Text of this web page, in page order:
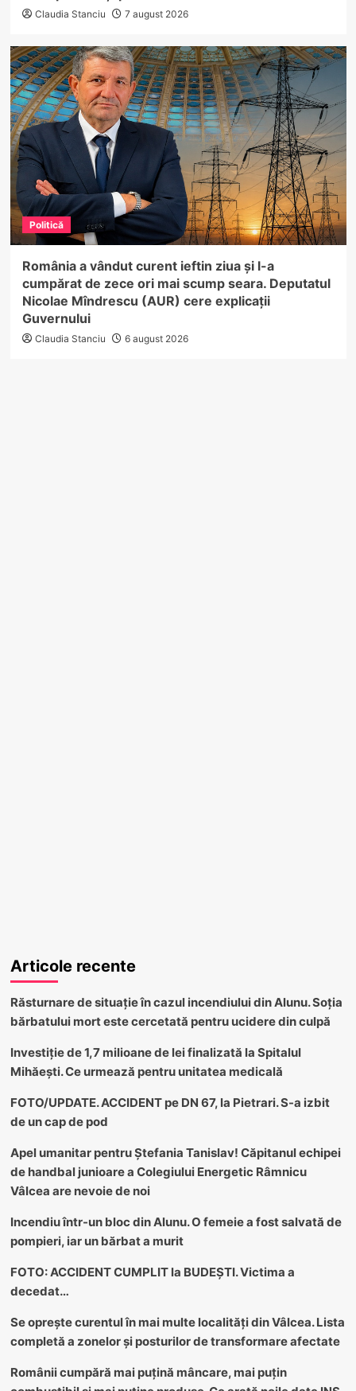
Claudia Stanciu 7 august 2026
Politică
România a vândut curent ieftin ziua și l-a
cumpărat de zece ori mai scump seara. Deputatul
Nicolae Mîndrescu (AUR) cere explicații
Guvernului
Claudia Stanciu 6 august 2026
Articole recente
Răsturnare de situație în cazul incendiului din Alunu. Soția
bărbatului mort este cercetată pentru ucidere din culpă
Investiție de 1,7 milioane de lei finalizată la Spitalul
Mihăești. Ce urmează pentru unitatea medicală
FOTO/UPDATE. ACCIDENT pe DN 67, la Pietrari. S-a izbit
de un cap de pod
Apel umanitar pentru Ștefania Tanislav! Căpitanul echipei
de handbal junioare a Colegiului Energetic Râmnicu
Vâlcea are nevoie de noi
Incendiu într-un bloc din Alunu. O femeie a fost salvată de
pompieri, iar un bărbat a murit
FOTO: ACCIDENT CUMPLIT la BUDEȘTI. Victima a
decedat…
Se oprește curentul în mai multe localități din Vâlcea. Lista
completă a zonelor și posturilor de transformare afectate
Românii cumpără mai puțină mâncare, mai puțin